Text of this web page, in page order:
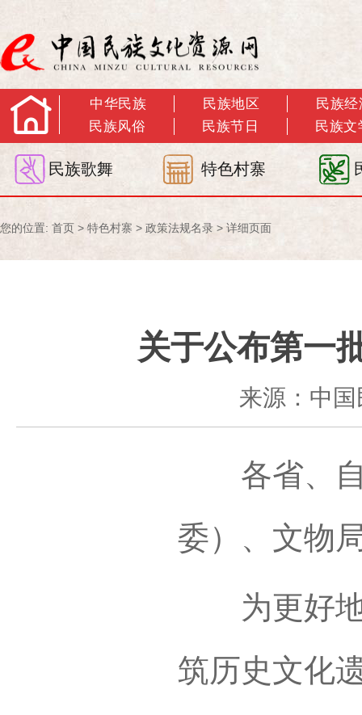
中华民族 民族地区
民族经
民族风俗
民族节日 民族文
民族歌舞 特色村寨
您的位置: 首页 > 特色村寨 > 政策法规名录 > 详细页面
关于公布第一
来源：中
各省、自
委）、文物
为更好地
筑历史文化